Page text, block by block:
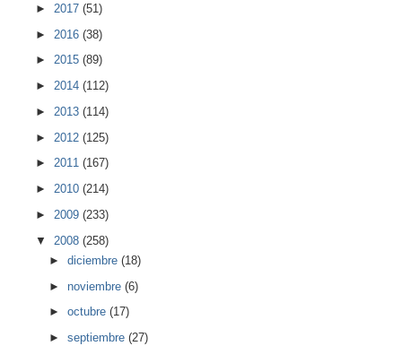
► 2017 (51)
► 2016 (38)
► 2015 (89)
► 2014 (112)
► 2013 (114)
► 2012 (125)
► 2011 (167)
► 2010 (214)
► 2009 (233)
▼ 2008 (258)
►diciembre(18)
►noviembre(6)
►octubre(17)
►septiembre(27)